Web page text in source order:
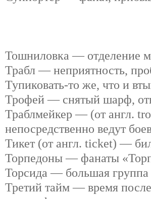
Тошниловка — отделение
Трабл — неприятность,
Тупиковать-то же, что и
Трофей — снятый шарф,
Траблмейкер — (от англ.
непосредственно ведут
Тикет (от англ. ticket) —
Торпедоны — фанаты
Торсида — большая группа
Третий тайм — время